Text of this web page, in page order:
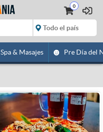
0
Spa & Masajes Pre Día del